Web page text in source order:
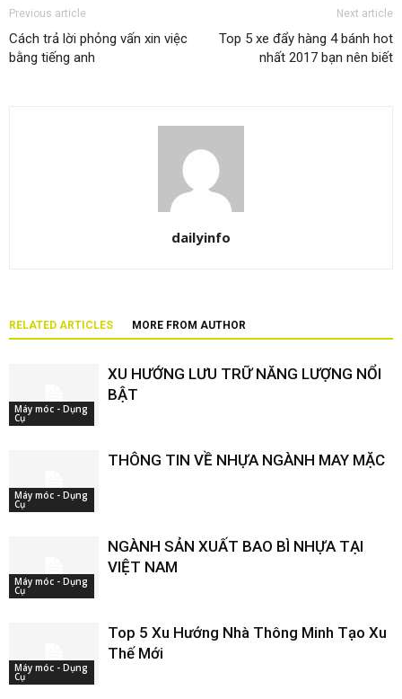
Previous article
Cách trả lời phỏng vấn xin việc
bằng tiếng anh
Next article
Top 5 xe đẩy hàng 4 bánh hot
nhất 2017 bạn nên biết
dailyinfo
RELATED ARTICLES MORE FROM AUTHOR
Máy móc - Dụng
Cụ
XU HƯỚNG LƯU TRỮ NĂNG LƯỢNG NỔI
BẬT
Máy móc - Dụng
Cụ
THÔNG TIN VỀ NHỰA NGÀNH MAY MẶC
Máy móc - Dụng
Cụ
NGÀNH SẢN XUẤT BAO BÌ NHỰA TẠI
VIỆT NAM
Máy móc - Dụng
Cụ
Top 5 Xu Hướng Nhà Thông Minh Tạo Xu
Thế Mới